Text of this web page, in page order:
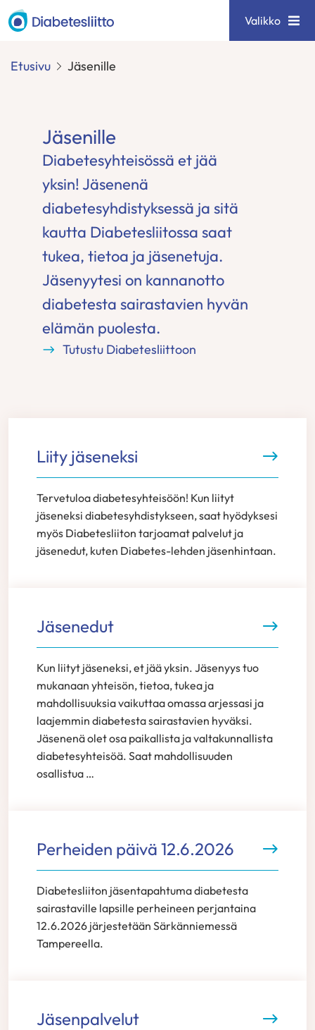
Siirry
sisältöön
Diabetesliitto Valikko
Etusivu Jäsenille
Jäsenille
Diabetesyhteisössä et jää
yksin! Jäsenenä
diabetesyhdistyksessä ja sitä
kautta Diabetesliitossa saat
tukea, tietoa ja jäsenetuja.
Jäsenyytesi on kannanotto
diabetesta sairastavien hyvän
elämän puolesta.
Tutustu Diabetesliittoon
Liity jäseneksi
Tervetuloa diabetesyhteisöön! Kun liityt
jäseneksi diabetesyhdistykseen, saat hyödyksesi
myös Diabetesliiton tarjoamat palvelut ja
jäsenedut, kuten Diabetes-lehden jäsenhintaan.
Jäsenedut
Kun liityt jäseneksi, et jää yksin. Jäsenyys tuo
mukanaan yhteisön, tietoa, tukea ja
mahdollisuuksia vaikuttaa omassa arjessasi ja
laajemmin diabetesta sairastavien hyväksi.
Jäsenenä olet osa paikallista ja valtakunnallista
diabetesyhteisöä. Saat mahdollisuuden
osallistua …
Perheiden päivä 12.6.2026
Diabetesliiton jäsentapahtuma diabetesta
sairastaville lapsille perheineen perjantaina
12.6.2026 järjestetään Särkänniemessä
Tampereella.
Jäsenpalvelut